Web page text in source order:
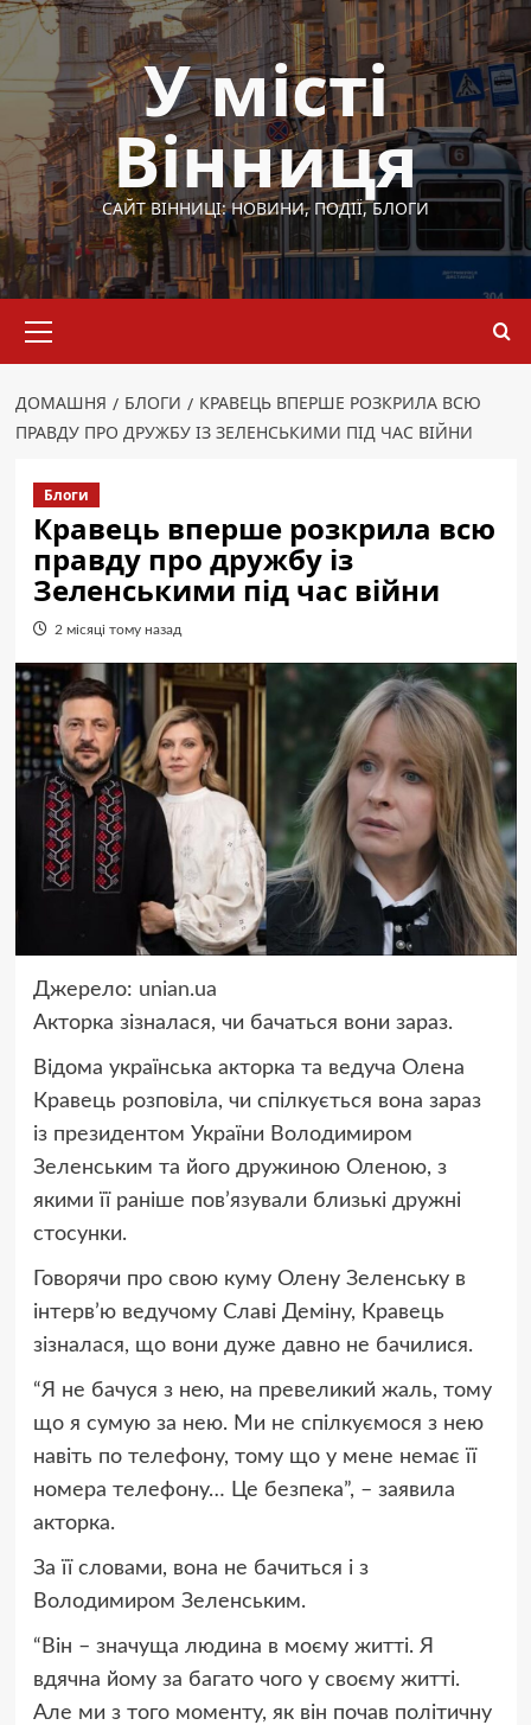
Перейти
до
вмісту
У місті
Вінниця
САЙТ ВІННИЦІ: НОВИНИ, ПОДІЇ, БЛОГИ
меню
ДОМАШНЯ БЛОГИ
КРАВЕЦЬ ВПЕРШЕ РОЗКРИЛА ВСЮ
ПРАВДУ ПРО ДРУЖБУ ІЗ ЗЕЛЕНСЬКИМИ ПІД ЧАС ВІЙНИ
Блоги
Кравець вперше розкрила всю
правду про дружбу із
Зеленськими під час війни
2 місяці тому назад
Джерело: unian.ua
Акторка зізналася, чи бачаться вони зараз.
Відома українська акторка та ведуча Олена
Кравець розповіла, чи спілкується вона зараз
із президентом України Володимиром
Зеленським та його дружиною Оленою, з
якими її раніше пов’язували близькі дружні
стосунки.
Говорячи про свою куму Олену Зеленську в
інтерв’ю ведучому Славі Деміну, Кравець
зізналася, що вони дуже давно не бачилися.
“Я не бачуся з нею, на превеликий жаль, тому
що я сумую за нею. Ми не спілкуємося з нею
навіть по телефону, тому що у мене немає її
номера телефону… Це безпека”, – заявила
акторка.
За її словами, вона не бачиться і з
Володимиром Зеленським.
“Він – значуща людина в моєму житті. Я
вдячна йому за багато чого у своєму житті.
Але ми з того моменту, як він почав політичну